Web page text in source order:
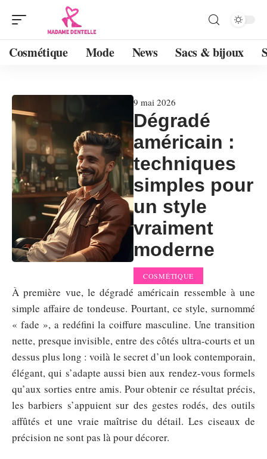
Cosmétique Mode News Sacs & bijoux
9 mai 2026
Dégradé
américain :
techniques
simples pour
un style
vraiment
moderne
COSMÉTIQUE
À première vue, le dégradé américain ressemble à une
simple affaire de tondeuse. Pourtant, ce style, surnommé
« fade », a redéfini la coiffure masculine. Une transition
nette, presque invisible, entre des côtés ultra-courts et un
dessus plus long : voilà le secret d’un look contemporain,
élégant, qui s’adapte aussi bien aux rendez-vous formels
qu’aux sorties entre amis. Pour obtenir ce résultat précis,
les barbiers s’appuient sur des gestes rodés, des outils
affûtés et une vraie maîtrise du détail. Les ciseaux de
précision ne sont pas là pour décorer.